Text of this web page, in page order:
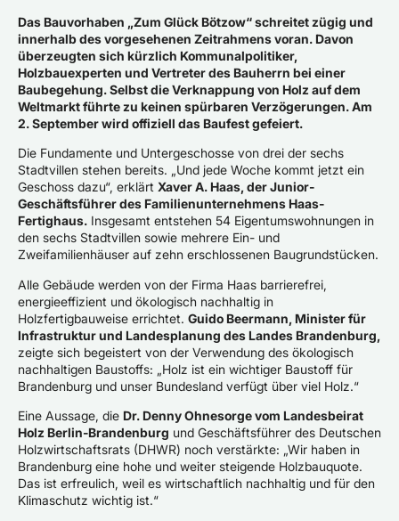
Das Bauvorhaben „Zum Glück Bötzow“ schreitet zügig und
innerhalb des vorgesehenen Zeitrahmens voran. Davon
überzeugten sich kürzlich Kommunalpolitiker,
Holzbauexperten und Vertreter des Bauherrn bei einer
Baubegehung. Selbst die Verknappung von Holz auf dem
Weltmarkt führte zu keinen spürbaren Verzögerungen. Am
2. September wird offiziell das Baufest gefeiert.
Die Fundamente und Untergeschosse von drei der sechs
Stadtvillen stehen bereits. „Und jede Woche kommt jetzt ein
Geschoss dazu“, erklärt Xaver A. Haas, der Junior-
Geschäftsführer des Familienunternehmens Haas-
Fertighaus. Insgesamt entstehen 54 Eigentumswohnungen in
den sechs Stadtvillen sowie mehrere Ein- und
Zweifamilienhäuser auf zehn erschlossenen Baugrundstücken.
Alle Gebäude werden von der Firma Haas barrierefrei,
energieeffizient und ökologisch nachhaltig in
Holzfertigbauweise errichtet. Guido Beermann, Minister für
Infrastruktur und Landesplanung des Landes Brandenburg,
zeigte sich begeistert von der Verwendung des ökologisch
nachhaltigen Baustoffs: „Holz ist ein wichtiger Baustoff für
Brandenburg und unser Bundesland verfügt über viel Holz.“
Eine Aussage, die Dr. Denny Ohnesorge vom Landesbeirat
Holz Berlin-Brandenburg und Geschäftsführer des Deutschen
Holzwirtschaftsrats (DHWR) noch verstärkte: „Wir haben in
Brandenburg eine hohe und weiter steigende Holzbauquote.
Das ist erfreulich, weil es wirtschaftlich nachhaltig und für den
Klimaschutz wichtig ist.“